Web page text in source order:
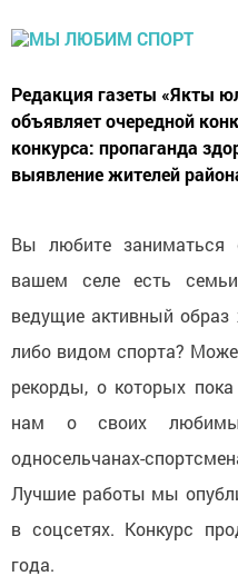
Редакция газеты «Якты
объявляет очередной
конкурса: пропаганда
выявление жителей
Вы любите
вашем селе есть
ведущие активный
либо видом спорта?
рекорды, о которых
нам о своих
односельчанах-
Лучшие работы мы
в соцсетях. Конкурс
года.